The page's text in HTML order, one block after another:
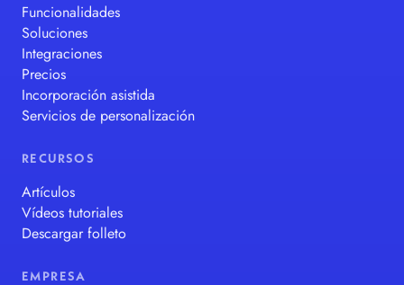
Funcionalidades
Soluciones
Integraciones
Precios
Incorporación asistida
Servicios de personalización
RECURSOS
Artículos
Vídeos tutoriales
Descargar folleto
EMPRESA